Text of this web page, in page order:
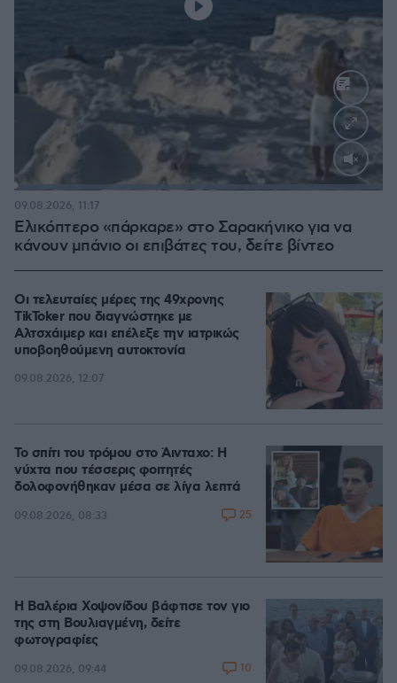
Loaded:
Ελικόπτερο «πάρκαρε» στο Σαρακήνικο για να
κάνουν μπάνιο οι επιβάτες του, δείτε βίντεο
09.08.2026, 11:17
Οι τελευταίες μέρες της 49χρονης
TikToker που διαγνώστηκε με
Αλτσχάιμερ και επέλεξε την ιατρικώς
υποβοηθούμενη αυτοκτονία
09.08.2026, 12:07
Το σπίτι του τρόμου στο Άινταχο: Η
νύχτα που τέσσερις φοιτητές
δολοφονήθηκαν μέσα σε λίγα λεπτά
09.08.2026, 08:33 25
Η Βαλέρια Χοψονίδου βάφτισε τον γιο
της στη Βουλιαγμένη, δείτε
φωτογραφίες
09.08.2026, 09:44 10